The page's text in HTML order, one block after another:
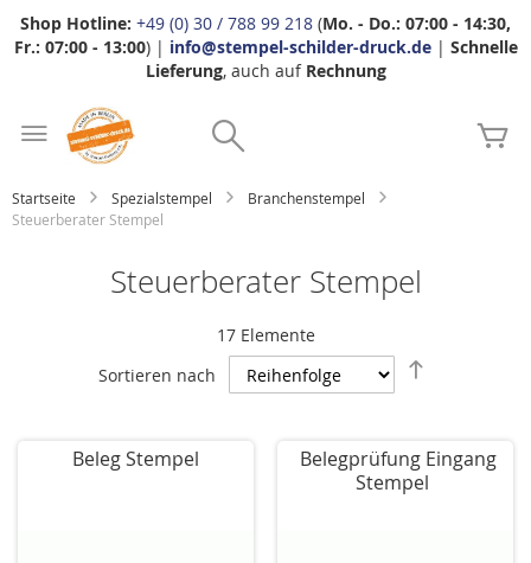
Shop Hotline: +49 (0) 30 / 788 99 218 (Mo. - Do.: 07:00 - 14:30,
Fr.: 07:00 - 13:00) | info@stempel-schilder-druck.de| Schnelle
Lieferung, auch auf Rechnung
Startseite Spezialstempel
Branchenstempel
Steuerberater Stempel
Steuerberater Stempel
17Elemente
Sortieren nach
Beleg Stempel
Belegprüfung Eingang
Stempel